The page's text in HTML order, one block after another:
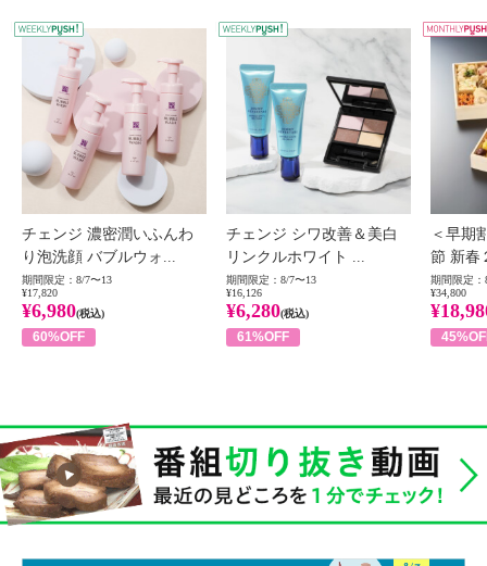
WEEKLY PUSH
チェンジ 濃密潤いふんわ
り泡洗顔 バブルウォ...
期間限定：8/7〜13
¥17,820
¥6,980(税込)
60%OFF
チェンジ シワ改善＆美白
リンクルホワイト ...
期間限定：8/7〜13
¥16,126
¥6,280(税込)
61%OFF
＜早期
節 新春
期間限定：
¥34,800